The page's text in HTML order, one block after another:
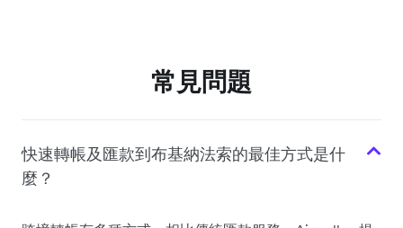
常見問題
快速轉帳及匯款到布基納法索的最佳方式是什
麼？